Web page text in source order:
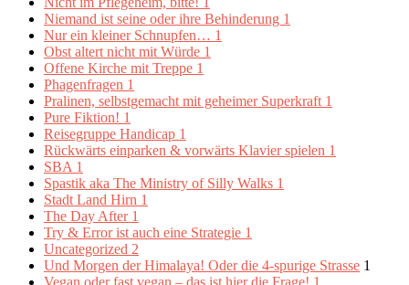
Niemand ist seine oder ihre Behinderung 1
Nur ein kleiner Schnupfen… 1
Obst altert nicht mit Würde 1
Offene Kirche mit Treppe 1
Phagenfragen 1
Pralinen, selbstgemacht mit geheimer Superkraft 1
Pure Fiktion! 1
Reisegruppe Handicap 1
Rückwärts einparken & vorwärts Klavier spielen 1
SBA 1
Spastik aka The Ministry of Silly Walks 1
Stadt Land Hirn 1
The Day After 1
Try & Error ist auch eine Strategie 1
Uncategorized 2
Und Morgen der Himalaya! Oder die 4-spurige Strasse 1
Vegan oder fast vegan – das ist hier die Frage! 1